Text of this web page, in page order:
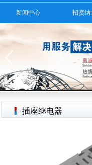
新闻中心 招贤纳
插座继电器